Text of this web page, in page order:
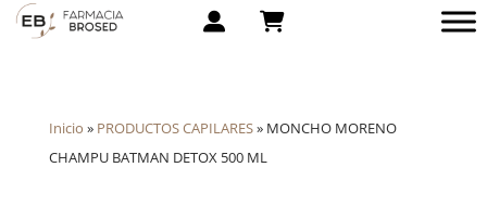
Inicio » PRODUCTOS CAPILARES» MONCHO MORENO
CHAMPU BATMAN DETOX 500 ML